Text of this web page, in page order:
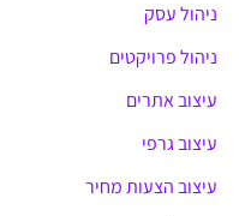
ניהול עסק
ניהול פרויקטים
עיצוב אתרים
עיצוב גרפי
עיצוב הצעות מחיר